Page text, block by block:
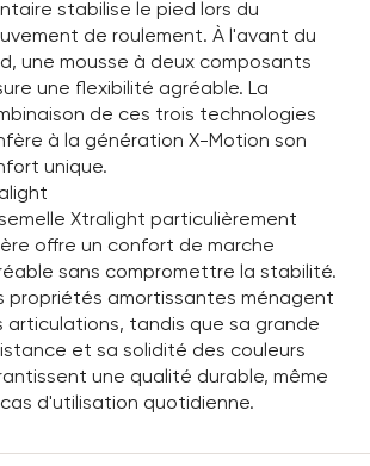
stabilise le pied lors du
de roulement. À l'avant du
une mousse à deux composants
une flexibilité agréable. La
de ces trois technologies
à la génération X-Motion son
unique.
Xtralight particulièrement
offre un confort de marche
sans compromettre la stabilité.
propriétés amortissantes ménagent
articulations, tandis que sa grande
et sa solidité des couleurs
une qualité durable, même
d'utilisation quotidienne.